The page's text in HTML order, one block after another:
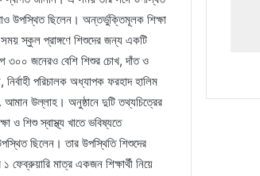
উপস্থিত ছিলেন। অন্তর্ভুক্তিমূলক শিক্ষা
সময় স্কুল প্রাঙ্গণে শিশুদের জন্য একটি
৩০০ জনেরও বেশি শিশুর চোখ, দাঁত ও
পরিচালক অধ্যাপক ফরহাদ হালিম
উল্লাহ। অনুষ্ঠানে দুটি তথ্যচিত্রের
ও শিশু স্বাস্থ্য খাতে ভবিষ্যতে
ছিলেন। তার উপস্থিতি শিশুদের
মাত্র একজন শিক্ষার্থী নিয়ে